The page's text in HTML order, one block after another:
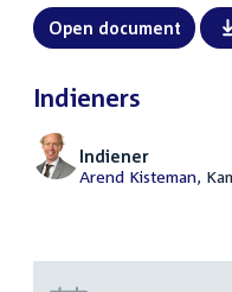
Open document
Indieners
Indiener
Arend Kisteman,